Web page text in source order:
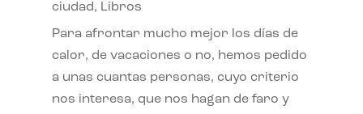
ciudad, Libros
Para afrontar mucho mejor los días de
calor, de vacaciones o no, hemos pedido
a unas cuantas personas, cuyo criterio
nos interesa, que nos hagan de faro y